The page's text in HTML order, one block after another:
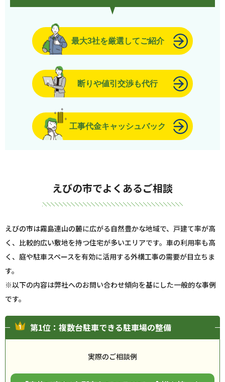
最大3社を厳選してご紹介
断りや値引交渉も代行
工事代金キャッシュバック
えびの市でよくあるご相談
えびの市は霧島連山の麓に広がる自然豊かな地域で、戸建て率が高
く、比較的広い敷地を持つ住宅が多いエリアです。車の利用率も高
く、庭や駐車スペースを有効に活用する外構工事の需要が目立ちま
す。
※以下の内容は弊社へのお問い合わせ傾向を基にした一般的な事例
です。
第1位：複数台駐車できる駐車場の整備
実際のご相談例